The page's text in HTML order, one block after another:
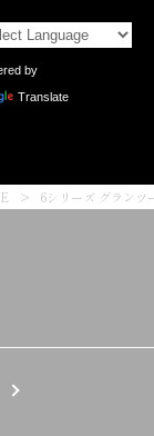
by
Translate
> 6シリーズ グランツ